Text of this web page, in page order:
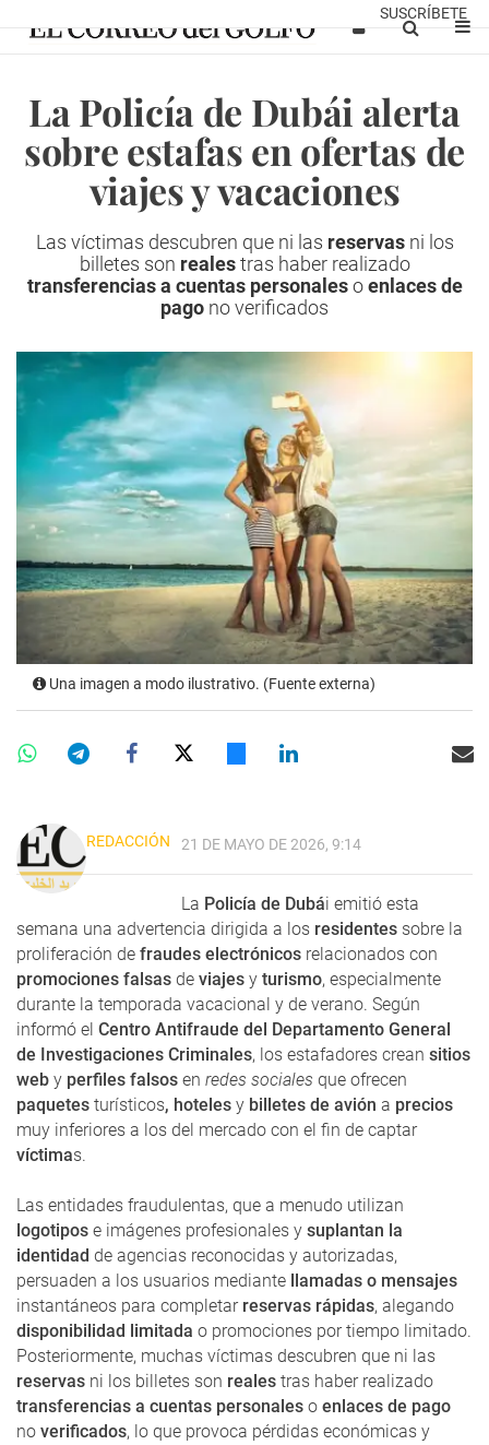
SUSCRÍBETE
La Policía de Dubái alerta
sobre estafas en ofertas de
viajes y vacaciones
Las víctimas descubren que ni las reservasni los
billetes son realestras haber realizado
transferencias a cuentas personalesoenlaces de
pago no verificados
Una imagen a modo ilustrativo. (Fuente externa)
REDACCIÓN 21 DE MAYO DE 2026, 9:14
La Policía de Dubái emitió esta
semana una advertencia dirigida a los residentes sobre la
proliferación de fraudes electrónicos relacionados con
promociones falsas de viajes y turismo, especialmente
durante la temporada vacacional y de verano. Según
informó el Centro Antifraude del Departamento General
de Investigaciones Criminales, los estafadores crean sitios
web y perfiles falsos en redes sociales que ofrecen
paquetes turísticos, hoteles y billetes de avión a precios
muy inferiores a los del mercado con el fin de captar
víctimas.
Las entidades fraudulentas, que a menudo utilizan
logotipos e imágenes profesionales y suplantan la
identidad de agencias reconocidas y autorizadas,
persuaden a los usuarios mediante llamadas o mensajes
instantáneos para completar reservas rápidas, alegando
disponibilidad limitada o promociones por tiempo limitado.
Posteriormente, muchas víctimas descubren que ni las
reservas ni los billetes son reales tras haber realizado
transferencias a cuentas personales o enlaces de pago
no verificados, lo que provoca pérdidas económicas y